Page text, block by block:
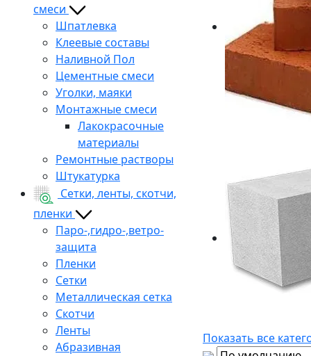
смеси
Шпатлевка
Клеевые составы
Наливной Пол
Цементные смеси
Уголки, маяки
Монтажные смеси
Лакокрасочные
материалы
Ремонтные растворы
Штукатурка
Сетки, ленты, скотчи,
пленки
Паро-,гидро-,ветро-
защита
Пленки
Сетки
Металлическая сетка
Скотчи
Ленты
Абразивная
Показать все